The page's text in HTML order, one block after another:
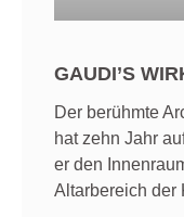
GAUDI’S
Der berühmte
hat zehn Jahr
er den
Altarbereich der